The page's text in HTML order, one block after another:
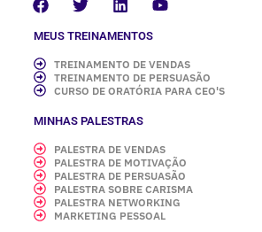
MEUS TREINAMENTOS
TREINAMENTO DE VENDAS
TREINAMENTO DE PERSUASÃO
CURSO DE ORATÓRIA PARA CEO'S
MINHAS PALESTRAS
PALESTRA DE VENDAS
PALESTRA DE MOTIVAÇÃO
PALESTRA DE PERSUASÃO
PALESTRA SOBRE CARISMA
PALESTRA NETWORKING
MARKETING PESSOAL